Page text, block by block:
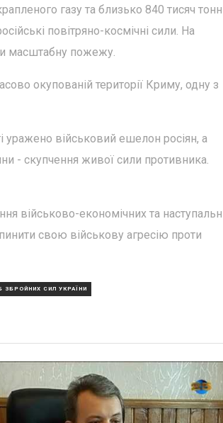
газу та близько 840 тисяч тонн
повітряно-космічні сили. На
масштабну пожежу.
окупованій території Криму, одну з
уражено військовий ешелон росіян, а
- скупчення живої сили противника.
військово-економічних та
свою військову агресію проти
ЗБРОЙНИХ СИЛ УКРАЇНИ